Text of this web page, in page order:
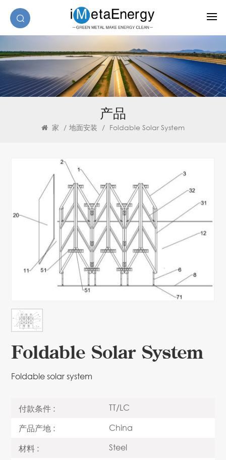
产品
家 / 地面安装 / Foldable Solar System
Foldable Solar System
Foldable solar system
付款条件 :
TT/LC
产品产地 :
China
材料 :
Steel